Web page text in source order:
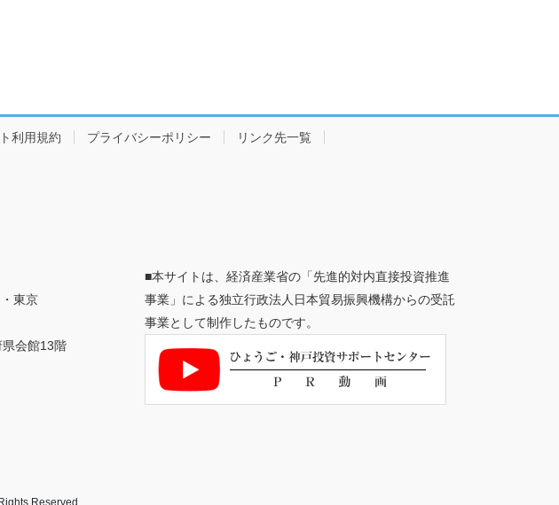
利用規約 プライバシーポリシー リンク先一覧
東京
会館13階
■本サイトは、経済産業省の「先進的対内直接投資推進
事業」による独立行政法人日本貿易振興機構からの受託
事業として制作したものです。
Reserved.